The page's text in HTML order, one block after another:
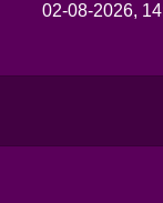
02-08-2026,